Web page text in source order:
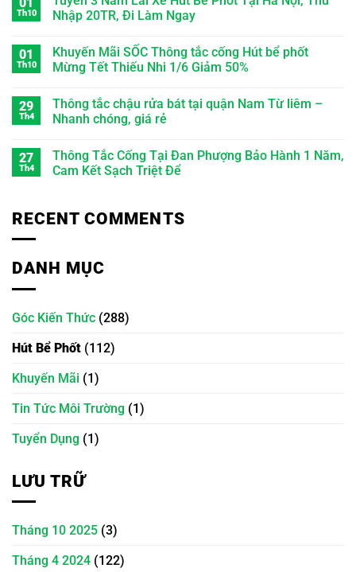
Th10
Nhập 20TR, Đi Làm Ngay
01
Th10
Khuyến Mãi SỐC Thông tắc cống Hút bể phốt
Mừng Tết Thiếu Nhi 1/6 Giảm 50%
29
Th4
Thông tắc chậu rửa bát tại quận Nam Từ liêm –
Nhanh chóng, giá rẻ
27
Th4
Thông Tắc Cống Tại Đan Phượng Bảo Hành 1 Năm,
Cam Kết Sạch Triệt Để
RECENT COMMENTS
DANH MỤC
Góc Kiến Thức (288)
Hút Bể Phốt (112)
Khuyến Mãi (1)
Tin Tức Môi Trường (1)
Tuyển Dụng (1)
LƯU TRỮ
Tháng 10 2025 (3)
Tháng 4 2024 (122)